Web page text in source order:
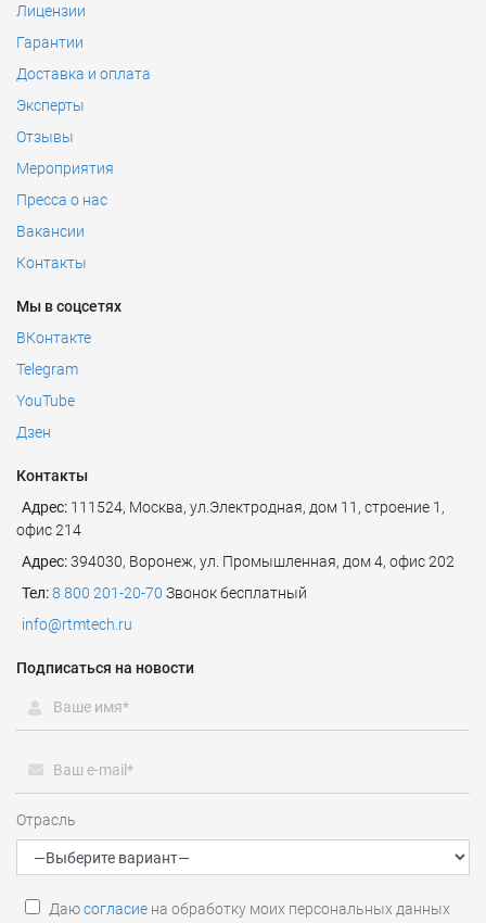
Лицензии
Гарантии
Доставка и оплата
Эксперты
Отзывы
Мероприятия
Пресса о нас
Вакансии
Контакты
Мы в соцсетях
ВКонтакте
Telegram
YouTube
Дзен
Контакты
Адрес: 111524, Москва, ул.Электродная, дом 11, строение 1,
офис 214
Адрес:394030, Воронеж, ул. Промышленная, дом 4, офис 202
Тел:8 800 201-20-70 Звонок бесплатный
info@rtmtech.ru
Подписаться на новости
Отрасль
Даюсогласие на обработку моих персональных данных